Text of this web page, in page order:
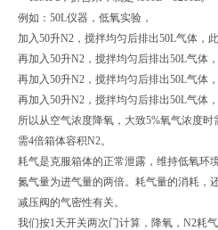
例如：50L仪器，低氧实验，
加入50升N2，搅拌均匀后排出50L气体，
再加入50升N2，搅拌均匀后排出50L气体
再加入50升N2，搅拌均匀后排出50L气体
再加入50升N2，搅拌均匀后排出50L气体
所以从空气浓度降氧，大致5%氧气浓度
需4倍箱体容积N2。
耗气是克服箱体的正常泄露，维持低氧环
氮气量为进气量的两倍。耗气量的消耗，
减压阀的气密性有关。
我们按1天开关两次门计算，降氧，N2耗